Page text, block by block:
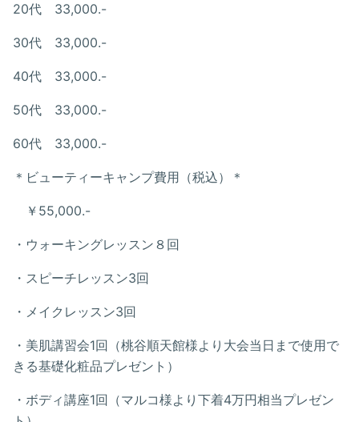
20代 33,000.-
30代 33,000.-
40代 33,000.-
50代 33,000.-
60代 33,000.-
＊ビューティーキャンプ費用（税込）＊
￥55,000.-
・ウォーキングレッスン８回
・スピーチレッスン3回
・メイクレッスン3回
・美肌講習会1回（桃谷順天館様より大会当日まで使用で
きる基礎化粧品プレゼント）
・ボディ講座1回（マルコ様より下着4万円相当プレゼン